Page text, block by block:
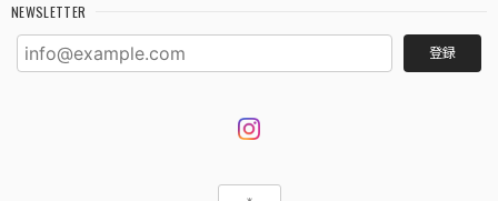
NEWSLETTER
登録